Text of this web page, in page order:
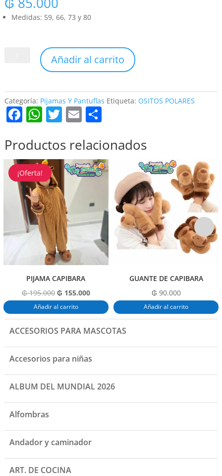
Medidas: 59, 66, 73 y 80
Añadir al carrito
Categoría: Pijamas Y Pantuflas Etiqueta: OSITOS POLARES
F
c
e
b
o
o
k
W
at
s
A
p
p
T
itt
er
E
ai
l
C
m
p
ar
tir
Productos relacionados
¡Oferta!
PIJAMA CAPIBARA
₲195.000 El
precio
original
era:
₲ 155.000El
precio
actual
es:
Añadir al carrito
GUANTE DE CAPIBARA
₲ 90.000
Añadir al carrito
ACCESORIOS PARA MASCOTAS
Accesorios para niñas
ALBUM DEL MUNDIAL 2026
Alfombras
Andador y caminador
ART. DE COCINA